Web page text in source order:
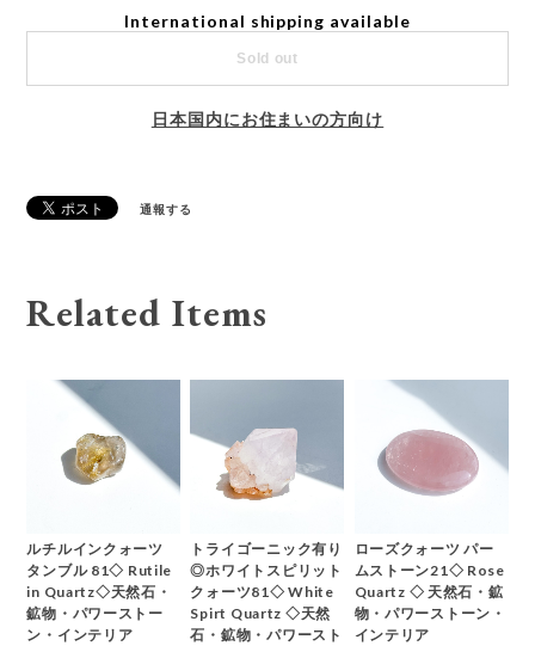
International shipping available
Sold out
日本国内にお住まいの方向け
通報する
Related Items
ルチルインクォーツ
タンブル 81◇ Rutile
in Quartz◇天然石・
鉱物・パワーストー
ン・インテリア
トライゴーニック有り
◎ホワイトスピリット
クォーツ81◇ White
Spirt Quartz ◇天然
石・鉱物・パワースト
ローズクォーツ パー
ムストーン21◇ Rose
Quartz ◇ 天然石・鉱
物・パワーストーン・
インテリア